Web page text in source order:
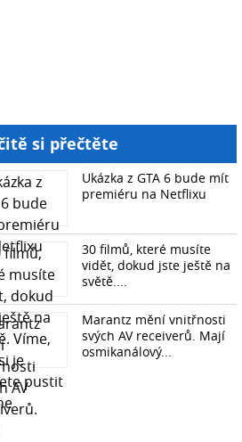
si přečtěte
Ukázka z GTA 6 bude mít
premiéru na Netflixu
30 filmů, které musíte
vidět, dokud jste ještě na
světě....
Marantz mění vnitřnosti
svých AV receiverů. Mají
osmikanálový...